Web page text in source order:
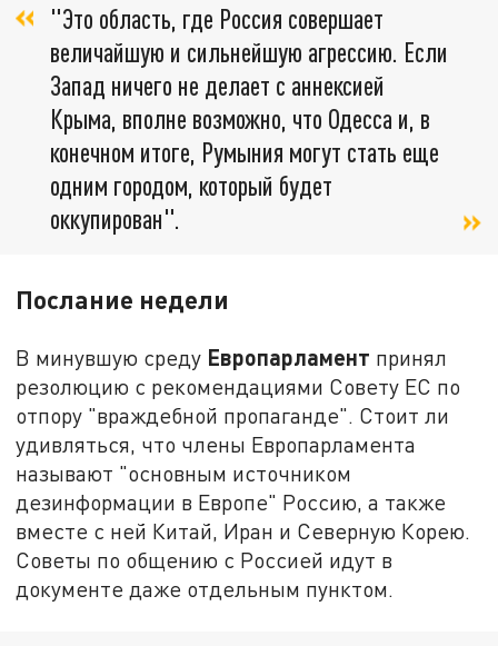
"Это область, где Россия совершает
величайшую и сильнейшую агрессию. Если
Запад ничего не делает с аннексией
Крыма, вполне возможно, что Одесса и, в
конечном итоге, Румыния могут стать еще
одним городом, который будет
оккупирован".
Послание недели
В минувшую среду Европарламент принял
резолюцию с рекомендациями Совету ЕС по
отпору "враждебной пропаганде". Стоит ли
удивляться, что члены Европарламента
называют "основным источником
дезинформации в Европе" Россию, а также
вместе с ней Китай, Иран и Северную Корею.
Советы по общению с Россией идут в
документе даже отдельным пунктом.